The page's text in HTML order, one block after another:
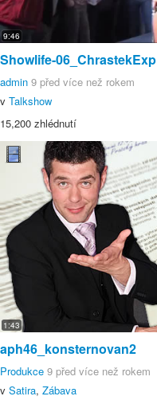
9:46
Showlife-06_ChrastekExp
admin 9 před více než rokem
v Talkshow
15,200 zhlédnutí
1:43
aph46_konsternovan2
Produkce 9 před více než rokem
v Satira, Zábava